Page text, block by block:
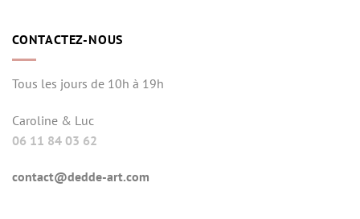
CONTACTEZ-NOUS
Tous les jours de 10h à 19h
Caroline & Luc
06 11 84 03 62
contact@dedde-art.com